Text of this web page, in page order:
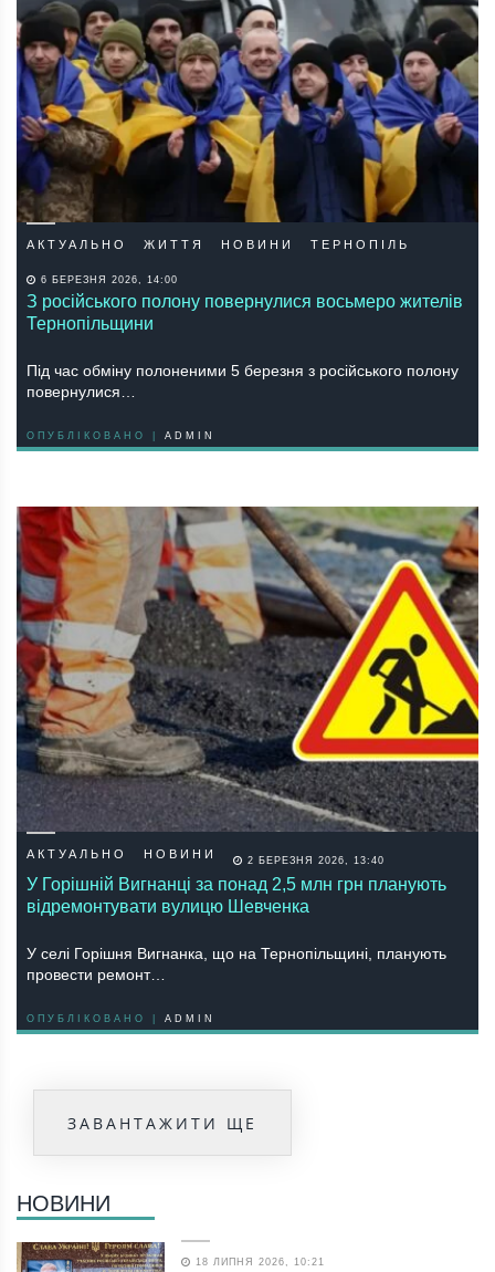
АКТУАЛЬНО ЖИТТЯ НОВИНИ ТЕРНОПІЛЬ
6 БЕРЕЗНЯ 2026, 14:00
З російського полону повернулися восьмеро жителів
Тернопільщини
Під час обміну полоненими 5 березня з російського полону
повернулися…
ОПУБЛІКОВАНО | ADMIN
АКТУАЛЬНО НОВИНИ 2 БЕРЕЗНЯ 2026, 13:40
У Горішній Вигнанці за понад 2,5 млн грн планують
відремонтувати вулицю Шевченка
У селі Горішня Вигнанка, що на Тернопільщині, планують
провести ремонт…
ОПУБЛІКОВАНО | ADMIN
ЗАВАНТАЖИТИ ЩЕ
НОВИНИ
18 ЛИПНЯ 2026, 10:21